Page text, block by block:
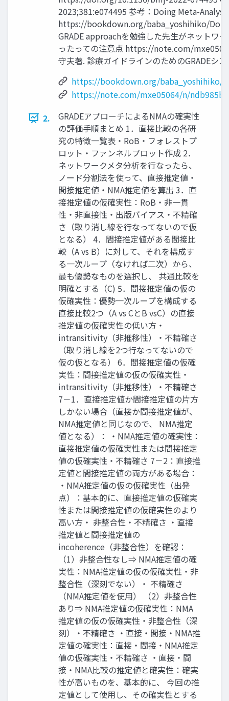
2023;381:e074495 参考：Doing Meta-
https://bookdown.org/baba_yoshihiko/
GRADE approachを勉強した先生がネットワ
ったっての注意点 https://note.com/
守夫著. 診療ガイドラインのためのGRADEシ
https://bookdown.org/baba_yoshihiko/
https://note.com/mxe05064/n/
2.
GRADEアプローチによるNMAの確実性
の評価手順まとめ 1．直接比較の各研
究の特徴一覧表・RoB・フォレストプ
ロット・ファンネルプロット作成 2．
ネットワークメタ分析を行なったら、
ノード分割法を使って、直接推定値・
間接推定値・NMA推定値を算出 3．直
接推定値の仮確実性：RoB・非一貫
性・非直接性・出版バイアス・不精確
さ（取り消し線を行なってないので仮
となる） 4．間接推定値がある間接比
較（A vs B）に対して、それを構成す
る一次ループ（なければ二次）から、
最も優勢なものを選択し、 共通比較を
明確とする（C) 5．間接推定値の仮の
仮確実性：優勢一次ループを構成する
直接比較2つ（A vs CとB vsC）の直接
推定値の仮確実性の低い方・
intransitivity（非推移性）・不精確さ
（取り消し線を2つ行なってないので
仮の仮となる） 6．間接推定値の仮確
実性：間接推定値の仮の仮確実性・
intransitivity（非推移性）・不精確さ
7－1．直接推定値か間接推定値の片方
しかない場合（直接か間接推定値が、
NMA推定値と同じなので、 NMA推定
値となる）： ・NMA推定値の確実性：
直接推定値の仮確実性または間接推定
値の仮確実性・不精確さ 7－2：直接推
定値と間接推定値の両方がある場合：
・NMA推定値の仮の仮確実性（出発
点）：基本的に、直接推定値の仮確実
性または間接推定値の仮確実性のより
高い方・ 非整合性・不精確さ ・直接
推定値と間接推定値の
incoherence（非整合性）を確認：
（1）非整合性なし⇒ NMA推定値の確
実性：NMA推定値の仮の仮確実性・非
整合性（深刻でない）・ 不精確さ
（NMA推定値を使用） （2）非整合性
あり⇒ NMA推定値の仮確実性：NMA
推定値の仮の仮確実性・非整合性（深
刻）・不精確さ ・直接・間接・NMA推
定値の確実性：直接・間接・NMA推定
値の仮確実性・不精確さ ・直接・間
接・NMA比較の推定値と確実性：確実
性が高いものを、基本的に、 今回の推
定値として使用し、その確実性とする